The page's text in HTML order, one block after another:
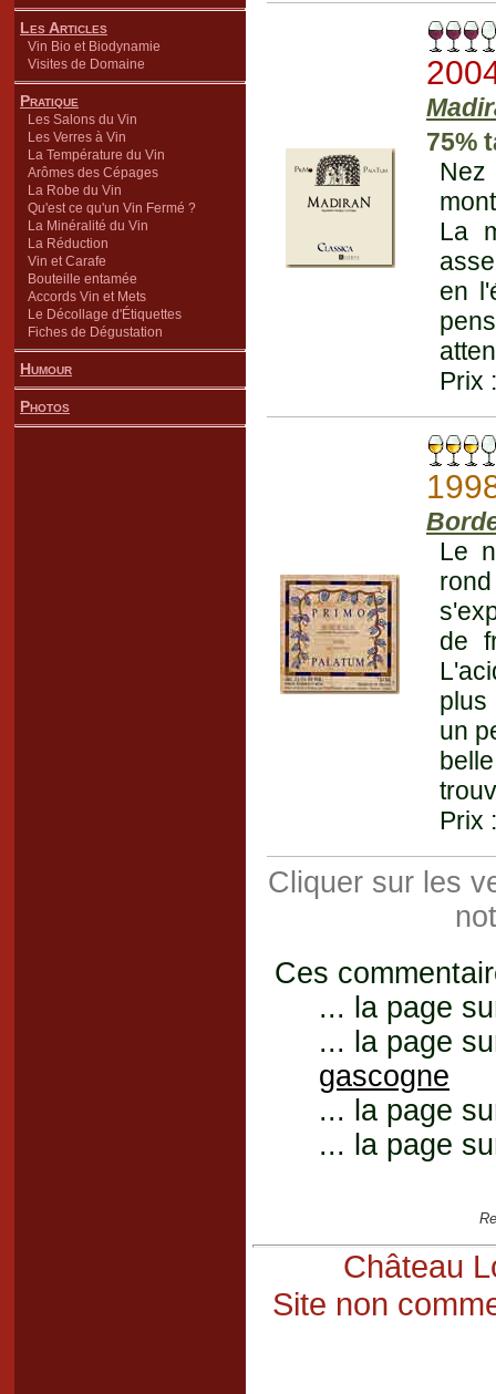
Les Articles
Vin Bio et Biodynamie
Visites de Domaine
Pratique
Les Salons du Vin
Les Verres à Vin
La Température du Vin
Arômes des Cépages
La Robe du Vin
Qu'est ce qu'un Vin Fermé ?
La Minéralité du Vin
La Réduction
Vin et Carafe
Bouteille entamée
Accords Vin et Mets
Le Décollage d'Étiquettes
Fiches de Dégustation
Humour
Photos
75%
La
en
Prix
Le
de
plus
un
Prix
Cliquer sur les
Ces
... la page
... la page
gascogne
... la page
... la page
Château
Site non